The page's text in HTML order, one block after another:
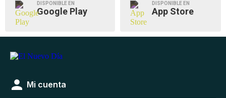
DISPONIBLE EN
Google Play
DISPONIBLE EN
App Store
Mi cuenta